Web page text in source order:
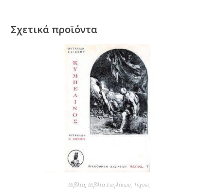
Σχετικά προϊόντα
Βιβλία, Βιβλία Ενηλίκων, Τέχνες